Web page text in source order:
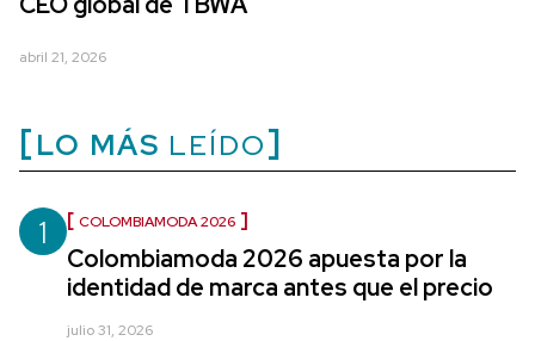
abril 21, 2026
LO MÁS LEÍDO
1 COLOMBIAMODA 2026
Colombiamoda 2026 apuesta por la
identidad de marca antes que el precio
julio 31, 2026